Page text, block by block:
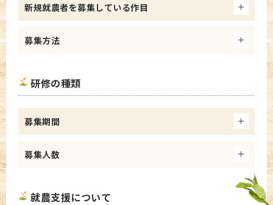
新規就農者を募集している作目
募集方法
研修の種類
募集期間
募集人数
就農支援について